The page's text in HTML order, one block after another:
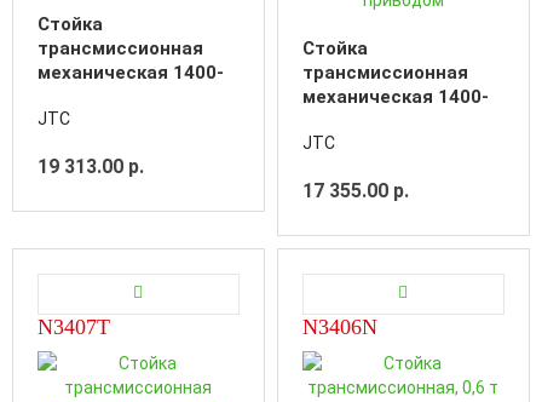
Стойка
трансмиссионная
механическая 1400-
JTC
19 313.00 р.
Стойка
трансмиссионная
механическая 1400-
ножным приводом
JTC
17 355.00 р.
N3407T N3406N